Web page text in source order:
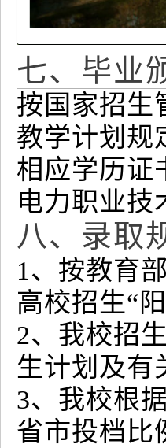
七、毕业
按国家招生
教学计划规
相应学历证
电力职业技
八、录取
1、按教育
高校招生“
2、我校招
生计划及有
3、我校根
省市投档比